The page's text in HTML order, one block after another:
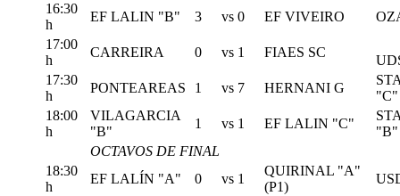
16:30
h
EF LALIN "B" 3 vs 0 EF VIVEIRO
17:00
h
CARREIRA 0 vs 1 FIAES SC
17:30
h
PONTEAREAS 1 vs 7 HERNANI G
"C"
18:00
h
VILAGARCIA
"B"
1 vs 1 EF LALIN "C"
"B"
OCTAVOS DE FINAL
18:30
h
EF LALÍN "A" 0 vs 1
QUIRINAL "A"
(P1)